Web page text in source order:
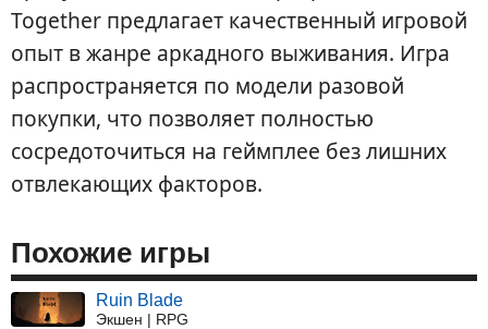
Together предлагает качественный игровой
опыт в жанре аркадного выживания. Игра
распространяется по модели разовой
покупки, что позволяет полностью
сосредоточиться на геймплее без лишних
отвлекающих факторов.
Похожие игры
Ruin Blade
Экшен | RPG